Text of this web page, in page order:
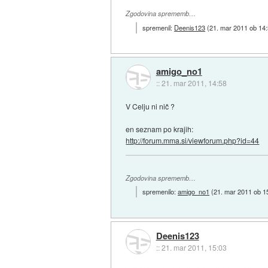
Zgodovina sprememb…
spremenil: Deenis123(21. mar 2011 ob
amigo_no1
::21. mar 2011, 14:58
V Celju ni nič ?
en seznam po krajih:
http://forum.mma.si/viewforum.php?id=44
Zgodovina sprememb…
spremenilo:amigo_no1 (21. mar 2011 ob
Deenis123
::21. mar 2011, 15:03